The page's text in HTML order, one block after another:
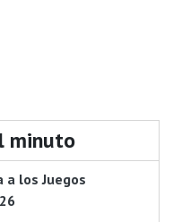
minuto
los Juegos